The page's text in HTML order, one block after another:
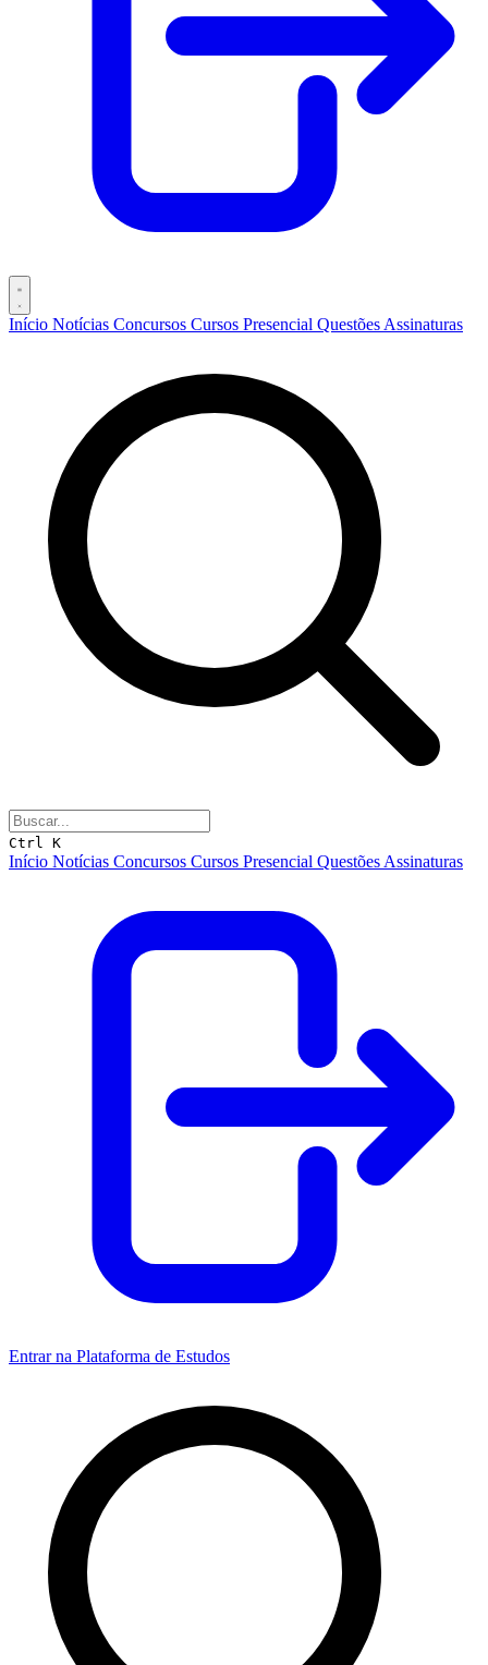
Início Notícias Concursos Cursos Presencial Questões Assinaturas
Ctrl K
Início Notícias Concursos Cursos Presencial Questões Assinaturas
Entrar na Plataforma de Estudos